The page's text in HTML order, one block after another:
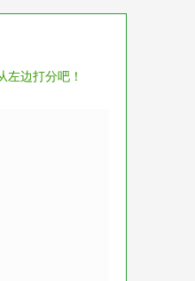
左边打分吧！